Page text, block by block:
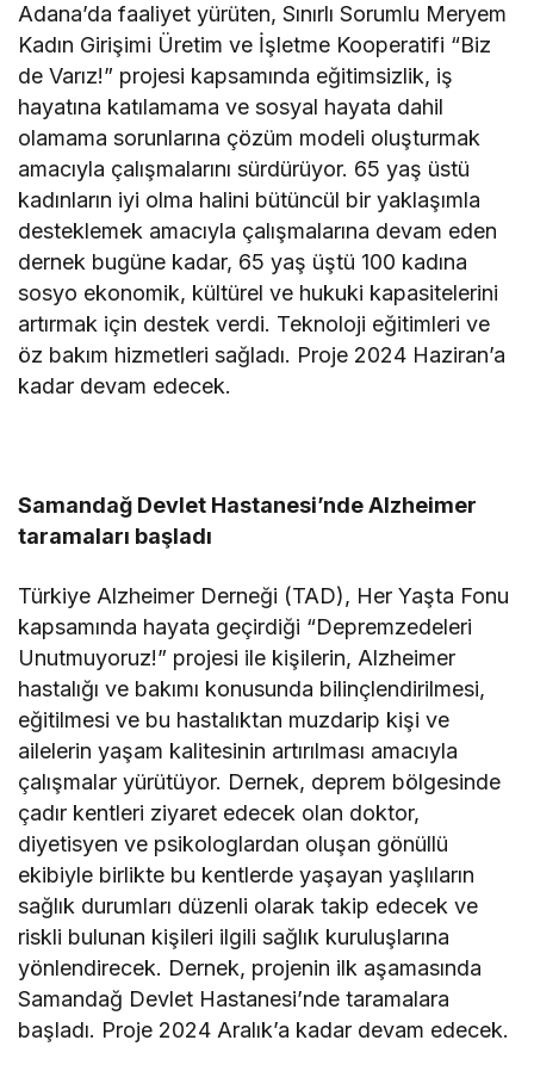
Adana’da faaliyet yürüten, Sınırlı Sorumlu Meryem
Kadın Girişimi Üretim ve İşletme Kooperatifi “Biz
de Varız!” projesi kapsamında eğitimsizlik, iş
hayatına katılamama ve sosyal hayata dahil
olamama sorunlarına çözüm modeli oluşturmak
amacıyla çalışmalarını sürdürüyor. 65 yaş üstü
kadınların iyi olma halini bütüncül bir yaklaşımla
desteklemek amacıyla çalışmalarına devam eden
dernek bugüne kadar, 65 yaş üştü 100 kadına
sosyo ekonomik, kültürel ve hukuki kapasitelerini
artırmak için destek verdi. Teknoloji eğitimleri ve
öz bakım hizmetleri sağladı. Proje 2024 Haziran’a
kadar devam edecek.
Samandağ Devlet Hastanesi’nde Alzheimer
taramaları başladı
Türkiye Alzheimer Derneği (TAD), Her Yaşta Fonu
kapsamında hayata geçirdiği “Depremzedeleri
Unutmuyoruz!” projesi ile kişilerin, Alzheimer
hastalığı ve bakımı konusunda bilinçlendirilmesi,
eğitilmesi ve bu hastalıktan muzdarip kişi ve
ailelerin yaşam kalitesinin artırılması amacıyla
çalışmalar yürütüyor. Dernek, deprem bölgesinde
çadır kentleri ziyaret edecek olan doktor,
diyetisyen ve psikologlardan oluşan gönüllü
ekibiyle birlikte bu kentlerde yaşayan yaşlıların
sağlık durumları düzenli olarak takip edecek ve
riskli bulunan kişileri ilgili sağlık kuruluşlarına
yönlendirecek. Dernek, projenin ilk aşamasında
Samandağ Devlet Hastanesi’nde taramalara
başladı. Proje 2024 Aralık’a kadar devam edecek.